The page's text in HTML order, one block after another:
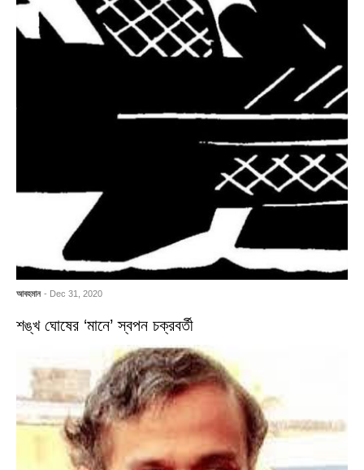
আবহমান - Dec 31, 2020
শঙ্খ ঘোষের ‘মানে’ স্বপন চক্রবর্তী